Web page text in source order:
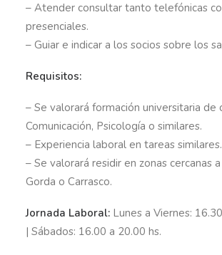
– Atender consultar tanto telefónicas
presenciales.
– Guiar e indicar a los socios sobre los
Requisitos:
– Se valorará formación universitaria de
Comunicación, Psicología o similares.
– Experiencia laboral en tareas similares.
– Se valorará residir en zonas cercanas
Gorda o Carrasco.
Jornada Laboral: Lunes a Viernes:
| Sábados: 16.00 a 20.00 hs.